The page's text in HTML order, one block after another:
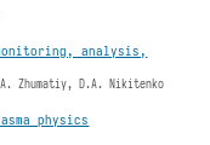
analysis,
Zhumatiy, D.A. Nikitenko
physics